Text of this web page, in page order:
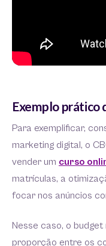
Exemplo prático
Para exemplificar,
marketing digital, o
vender um curso
matrículas, a
focar nos anúncios
Nesse caso, o
proporção entre os